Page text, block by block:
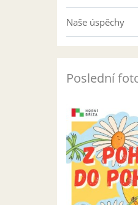
Naše úspěchy
Poslední